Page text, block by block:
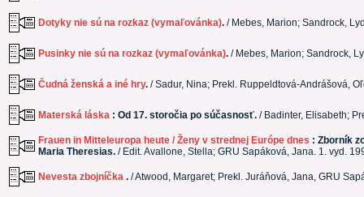
Dotyky nie sú na rozkaz (vymaľovánka). / Mebes, Marion; Sandrock,
Pusinky nie sú na rozkaz (vymaľovánka). / Mebes, Marion; Sandrock,
Čudná ženská a iné hry. / Sadur, Nina; Prekl. Ruppeldtová-Andrášová,
Materská láska : Od 17. storočia po súčasnosť. / Badinter, Elisabeth;
Frauen in Mitteleuropa heute / Ženy v strednej Európe dnes : Zborník
Maria Theresias. / Edit. Avallone, Stella; GRU Sapáková, Jana. 1. vyd.
Nevesta zbojníčka . / Atwood, Margaret; Prekl. Juráňová, Jana, GRU